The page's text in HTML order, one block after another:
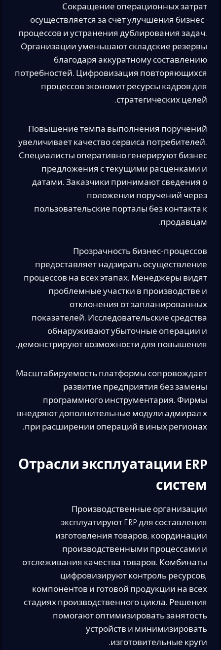
Сокращение операционных затрат
осуществляется за счёт улучшения бизнес-
процессов и устранения дублирования задач.
Организации уменьшают складские резервы
благодаря аккуратному составлению
потребностей. Цифровизация повторяющихся
процессов экономит ресурсы кадров для
стратегических целей.
Повышение темпа выполнения поручений
увеличивает качество сервиса потребителей.
Специалисты оперативно генерируют бизнес
предложения с текущими расценками и
датами. Заказчики принимают сведения о
положении поручений через
пользовательские порталы без контакта к
продавцам.
Прозрачность бизнес-процессов
предоставляет надзирать осуществление
процессов на всех этапах. Менеджеры видят
проблемные участки в производстве и
отклонения от запланированных
показателей. Исследовательские средства
обнаруживают убыточные операции и
демонстрируют возможности для повышения.
Масштабируемость платформы сопровождает
развитие предприятия без замены
программного инструментария. Фирмы
внедряют дополнительные модули адмирал х
при расширении операций в иных регионах.
Отрасли эксплуатации ERP
систем
Производственные организации
эксплуатируют ERP для составления
изготовления товаров, координации
производственными процессами и
отслеживания качества товаров. Комбинаты
цифровизируют контроль ресурсов,
компонентов и готовой продукции на всех
стадиях производственного цикла. Решения
помогают оптимизировать занятость
устройств и минимизировать
изготовительные круги.